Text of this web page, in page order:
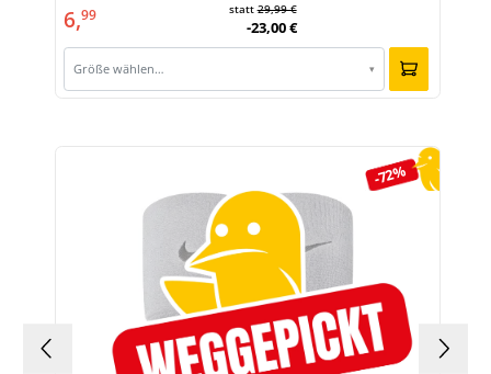
6,99 statt29,99 €
-23,00 €
Größe wählen… ▾
-72%